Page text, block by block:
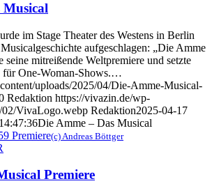
Musical
im Stage Theater des Westens in Berlin
aufgeschlagen: „Die Amme
seine mitreißende Weltpremiere und setzte
für One-Woman-Shows.…
uploads/2025/04/Die-Amme-Musical-
Redaktion https://vivazin.de/wp-
02/VivaLogo.webp Redaktion2025-04-17
Die Amme – Das Musical
(c) Andreas Böttger
Premiere